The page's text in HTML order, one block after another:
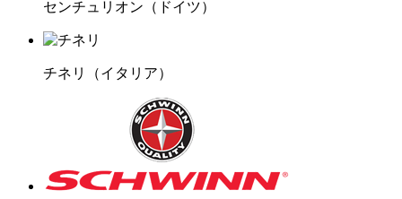
センチュリオン （ドイツ）
チネリ （イタリア）